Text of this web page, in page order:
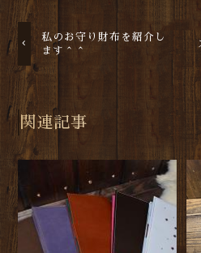
私のお守り財布を紹介し
ます＾＾
関連記事